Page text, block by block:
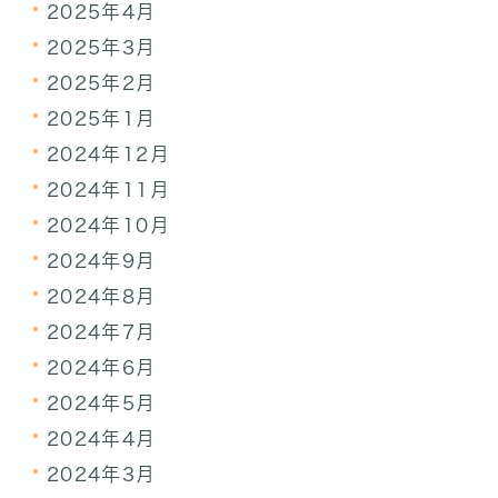
2025年4月
2025年3月
2025年2月
2025年1月
2024年12月
2024年11月
2024年10月
2024年9月
2024年8月
2024年7月
2024年6月
2024年5月
2024年4月
2024年3月